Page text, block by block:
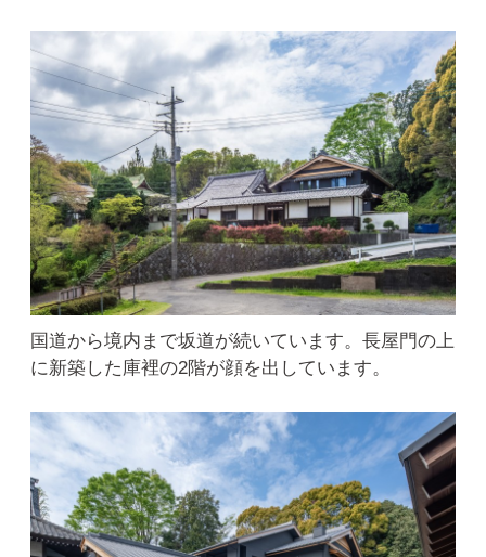
国道から境内まで坂道が続いています。長屋門の上
に新築した庫裡の2階が顔を出しています。